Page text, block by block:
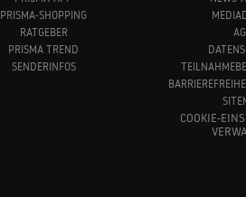
PRISMA-SHOPPING
RATGEBER
PRISMA TREND
SENDERINFOS
COOKIE-